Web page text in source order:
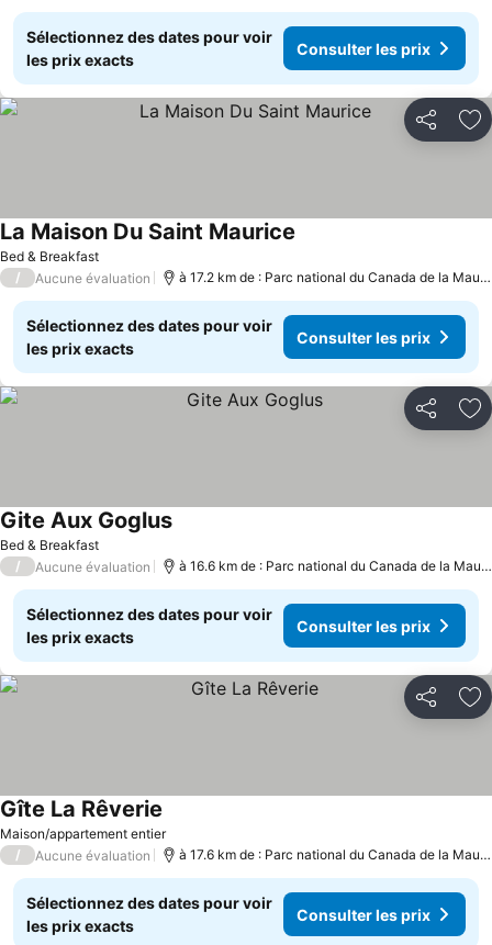
Sélectionnez des dates pour voir
les prix exacts
Consulter les prix
Partager
Bed & Breakfast
La Maison Du Saint Maurice
/ Aucune évaluation à 17.2 km de : Parc national du Canada de la Mauricie
Sélectionnez des dates pour voir
les prix exacts
Consulter les prix
Partager
Bed & Breakfast
Gite Aux Goglus
/ Aucune évaluation à 16.6 km de : Parc national du Canada de la Mauricie
Sélectionnez des dates pour voir
les prix exacts
Consulter les prix
Partager
Maison/appartement entier
Gîte La Rêverie
/ Aucune évaluation à 17.6 km de : Parc national du Canada de la Mauricie
Sélectionnez des dates pour voir
les prix exacts
Consulter les prix